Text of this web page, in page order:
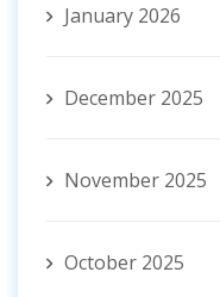
January 2026
December 2025
November 2025
October 2025